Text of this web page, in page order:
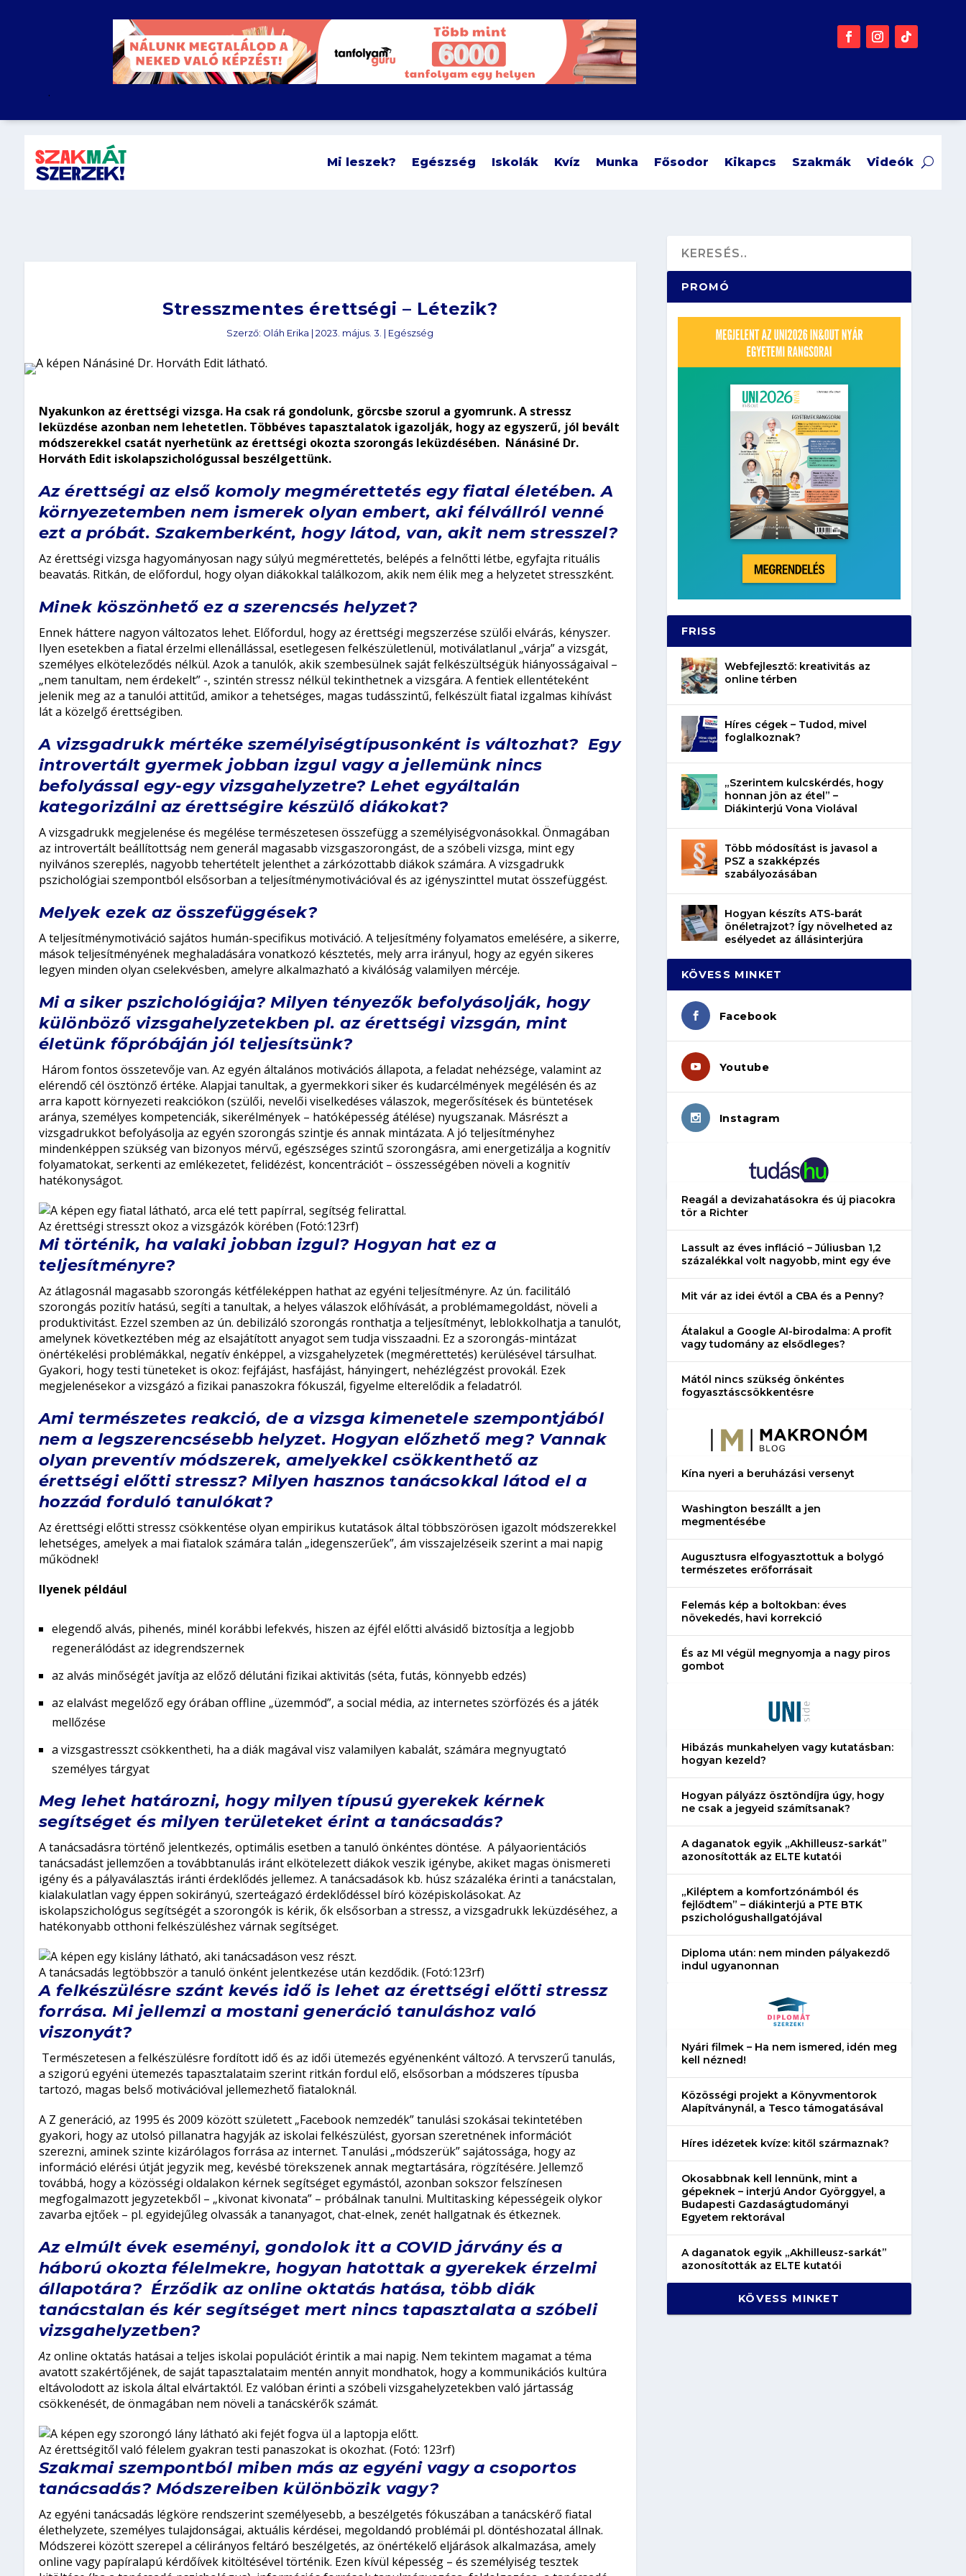
.
Mi leszek? Egészség Iskolák Kvíz Munka Fősodor Kikapcs Szakmák Videók
Stresszmentes érettségi – Létezik?
Szerző: Oláh Erika |2023. május. 3. Egészség
Nyakunkon az érettségi vizsga. Ha csak rá gondolunk, görcsbe szorul a gyomrunk. A stressz
leküzdése azonban nem lehetetlen. Többéves tapasztalatok igazolják, hogy az egyszerű, jól bevált
módszerekkel csatát nyerhetünk az érettségi okozta szorongás leküzdésében. Nánásiné Dr.
Horváth Edit iskolapszichológussal beszélgettünk.
Az érettségi az első komoly megmérettetés egy fiatal életében. A
környezetemben nem ismerek olyan embert, aki félvállról venné
ezt a próbát. Szakemberként, hogy látod, van, akit nem stresszel?
Az érettségi vizsga hagyományosan nagy súlyú megmérettetés, belépés a felnőtti létbe, egyfajta rituális
beavatás. Ritkán, de előfordul, hogy olyan diákokkal találkozom, akik nem élik meg a helyzetet stresszként.
Minek köszönhető ez a szerencsés helyzet?
Ennek háttere nagyon változatos lehet. Előfordul, hogy az érettségi megszerzése szülői elvárás, kényszer.
Ilyen esetekben a fiatal érzelmi ellenállással, esetlegesen felkészületlenül, motiválatlanul „várja” a vizsgát,
személyes elköteleződés nélkül. Azok a tanulók, akik szembesülnek saját felkészültségük hiányosságaival –
„nem tanultam, nem érdekelt” -, szintén stressz nélkül tekinthetnek a vizsgára. A fentiek ellentéteként
jelenik meg az a tanulói attitűd, amikor a tehetséges, magas tudásszintű, felkészült fiatal izgalmas kihívást
lát a közelgő érettségiben.
A vizsgadrukk mértéke személyiségtípusonként is változhat? Egy
introvertált gyermek jobban izgul vagy a jellemünk nincs
befolyással egy-egy vizsgahelyzetre? Lehet egyáltalán
kategorizálni az érettségire készülő diákokat?
A vizsgadrukk megjelenése és megélése természetesen összefügg a személyiségvonásokkal. Önmagában
az introvertált beállítottság nem generál magasabb vizsgaszorongást, de a szóbeli vizsga, mint egy
nyilvános szereplés, nagyobb tehertételt jelenthet a zárkózottabb diákok számára. A vizsgadrukk
pszichológiai szempontból elsősorban a teljesítménymotivációval és az igényszinttel mutat összefüggést.
Melyek ezek az összefüggések?
A teljesítménymotiváció sajátos humán-specifikus motiváció. A teljesítmény folyamatos emelésére, a sikerre,
mások teljesítményének meghaladására vonatkozó késztetés, mely arra irányul, hogy az egyén sikeres
legyen minden olyan cselekvésben, amelyre alkalmazható a kiválóság valamilyen mércéje.
Mi a siker pszichológiája? Milyen tényezők befolyásolják, hogy
különböző vizsgahelyzetekben pl. az érettségi vizsgán, mint
életünk főpróbáján jól teljesítsünk?
Három fontos összetevője van. Az egyén általános motivációs állapota, a feladat nehézsége, valamint az
elérendő cél ösztönző értéke. Alapjai tanultak, a gyermekkori siker és kudarcélmények megélésén és az
arra kapott környezeti reakciókon (szülői, nevelői viselkedéses válaszok, megerősítések és büntetések
aránya, személyes kompetenciák, sikerélmények – hatóképesség átélése) nyugszanak. Másrészt a
vizsgadrukkot befolyásolja az egyén szorongás szintje és annak mintázata. A jó teljesítményhez
mindenképpen szükség van bizonyos mérvű, egészséges szintű szorongásra, ami energetizálja a kognitív
folyamatokat, serkenti az emlékezetet, felidézést, koncentrációt – összességében növeli a kognitív
hatékonyságot.
Az érettségi stresszt okoz a vizsgázók körében (Fotó:123rf)
Mi történik, ha valaki jobban izgul? Hogyan hat ez a
teljesítményre?
Az átlagosnál magasabb szorongás kétféleképpen hathat az egyéni teljesítményre. Az ún. facilitáló
szorongás pozitív hatású, segíti a tanultak, a helyes válaszok előhívását, a problémamegoldást, növeli a
produktivitást. Ezzel szemben az ún. debilizáló szorongás ronthatja a teljesítményt, leblokkolhatja a tanulót,
amelynek következtében még az elsajátított anyagot sem tudja visszaadni. Ez a szorongás-mintázat
önértékelési problémákkal, negatív énképpel, a vizsgahelyzetek (megmérettetés) kerülésével társulhat.
Gyakori, hogy testi tüneteket is okoz: fejfájást, hasfájást, hányingert, nehézlégzést provokál. Ezek
megjelenésekor a vizsgázó a fizikai panaszokra fókuszál, figyelme elterelődik a feladatról.
Ami természetes reakció, de a vizsga kimenetele szempontjából
nem a legszerencsésebb helyzet. Hogyan előzhető meg? Vannak
olyan preventív módszerek, amelyekkel csökkenthető az
érettségi előtti stressz? Milyen hasznos tanácsokkal látod el a
hozzád forduló tanulókat?
Az érettségi előtti stressz csökkentése olyan empirikus kutatások által többszörösen igazolt módszerekkel
lehetséges, amelyek a mai fiatalok számára talán „idegenszerűek”, ám visszajelzéseik szerint a mai napig
működnek!
Ilyenek például
elegendő alvás, pihenés, minél korábbi lefekvés, hiszen az éjfél előtti alvásidő biztosítja a legjobb
regenerálódást az idegrendszernek
az alvás minőségét javítja az előző délutáni fizikai aktivitás (séta, futás, könnyebb edzés)
az elalvást megelőző egy órában offline „üzemmód”, a social média, az internetes szörfözés és a játék
mellőzése
a vizsgastresszt csökkentheti, ha a diák magával visz valamilyen kabalát, számára megnyugtató
személyes tárgyat
Meg lehet határozni, hogy milyen típusú gyerekek kérnek
segítséget és milyen területeket érint a tanácsadás?
A tanácsadásra történő jelentkezés, optimális esetben a tanuló önkéntes döntése. A pályaorientációs
tanácsadást jellemzően a továbbtanulás iránt elkötelezett diákok veszik igénybe, akiket magas önismereti
igény és a pályaválasztás iránti érdeklődés jellemez. A tanácsadások kb. húsz százaléka érinti a tanácstalan,
kialakulatlan vagy éppen sokirányú, szerteágazó érdeklődéssel bíró középiskolásokat. Az
iskolapszichológus segítségét a szorongók is kérik, ők elsősorban a stressz, a vizsgadrukk leküzdéséhez, a
hatékonyabb otthoni felkészüléshez várnak segítséget.
A tanácsadás legtöbbször a tanuló önként jelentkezése után kezdődik. (Fotó:123rf)
A felkészülésre szánt kevés idő is lehet az érettségi előtti stressz
forrása. Mi jellemzi a mostani generáció tanuláshoz való
viszonyát?
Természetesen a felkészülésre fordított idő és az idői ütemezés egyénenként változó. A tervszerű tanulás,
a szigorú egyéni ütemezés tapasztalataim szerint ritkán fordul elő, elsősorban a módszeres típusba
tartozó, magas belső motivációval jellemezhető fiataloknál.
A Z generáció, az 1995 és 2009 között született „Facebook nemzedék” tanulási szokásai tekintetében
gyakori, hogy az utolsó pillanatra hagyják az iskolai felkészülést, gyorsan szeretnének információt
szerezni, aminek szinte kizárólagos forrása az internet. Tanulási „módszerük” sajátossága, hogy az
információ elérési útját jegyzik meg, kevésbé törekszenek annak megtartására, rögzítésére. Jellemző
továbbá, hogy a közösségi oldalakon kérnek segítséget egymástól, azonban sokszor felszínesen
megfogalmazott jegyzetekből – „kivonat kivonata” – próbálnak tanulni. Multitasking képességeik olykor
zavarba ejtőek – pl. egyidejűleg olvassák a tananyagot, chat-elnek, zenét hallgatnak és étkeznek.
Az elmúlt évek eseményi, gondolok itt a COVID járvány és a
háború okozta félelmekre, hogyan hatottak a gyerekek érzelmi
állapotára? Érződik az online oktatás hatása, több diák
tanácstalan és kér segítséget mert nincs tapasztalata a szóbeli
vizsgahelyzetben?
Az online oktatás hatásai a teljes iskolai populációt érintik a mai napig. Nem tekintem magamat a téma
avatott szakértőjének, de saját tapasztalataim mentén annyit mondhatok, hogy a kommunikációs kultúra
eltávolodott az iskola által elvártaktól. Ez valóban érinti a szóbeli vizsgahelyzetekben való jártasság
csökkenését, de önmagában nem növeli a tanácskérők számát.
Az érettségitől való félelem gyakran testi panaszokat is okozhat. (Fotó: 123rf)
Szakmai szempontból miben más az egyéni vagy a csoportos
tanácsadás? Módszereiben különbözik vagy?
Az egyéni tanácsadás légköre rendszerint személyesebb, a beszélgetés fókuszában a tanácskérő fiatal
élethelyzete, személyes tulajdonságai, aktuális kérdései, megoldandó problémái pl. döntéshozatal állnak.
Módszerei között szerepel a célirányos feltáró beszélgetés, az önértékelő eljárások alkalmazása, amely
online vagy papíralapú kérdőívek kitöltésével történik. Ezen kívül képesség – és személyiség tesztek
PROMÓ
FRISS
Webfejlesztő: kreativitás az
online térben
Híres cégek – Tudod, mivel
foglalkoznak?
„Szerintem kulcskérdés, hogy
honnan jön az étel” –
Diákinterjú Vona Violával
Több módosítást is javasol a
PSZ a szakképzés
szabályozásában
Hogyan készíts ATS-barát
önéletrajzot? Így növelheted az
esélyedet az állásinterjúra
KÖVESS MINKET
Facebook
Youtube
Instagram
Reagál a devizahatásokra és új piacokra
tör a Richter
Lassult az éves infláció – Júliusban 1,2
százalékkal volt nagyobb, mint egy éve
Mit vár az idei évtől a CBA és a Penny?
Átalakul a Google AI-birodalma: A profit
vagy tudomány az elsődleges?
Mától nincs szükség önkéntes
fogyasztáscsökkentésre
Kína nyeri a beruházási versenyt
Washington beszállt a jen
megmentésébe
Augusztusra elfogyasztottuk a bolygó
természetes erőforrásait
Felemás kép a boltokban: éves
növekedés, havi korrekció
És az MI végül megnyomja a nagy piros
gombot
Hibázás munkahelyen vagy kutatásban:
hogyan kezeld?
Hogyan pályázz ösztöndíjra úgy, hogy
ne csak a jegyeid számítsanak?
A daganatok egyik „Akhilleusz-sarkát”
azonosították az ELTE kutatói
„Kiléptem a komfortzónámból és
fejlődtem” – diákinterjú a PTE BTK
pszichológushallgatójával
Diploma után: nem minden pályakezdő
indul ugyanonnan
Nyári filmek – Ha nem ismered, idén meg
kell nézned!
Közösségi projekt a Könyvmentorok
Alapítványnál, a Tesco támogatásával
Híres idézetek kvíze: kitől származnak?
Okosabbnak kell lennünk, mint a
gépeknek – interjú Andor Györggyel, a
Budapesti Gazdaságtudományi
Egyetem rektorával
A daganatok egyik „Akhilleusz-sarkát”
azonosították az ELTE kutatói
KÖVESS MINKET